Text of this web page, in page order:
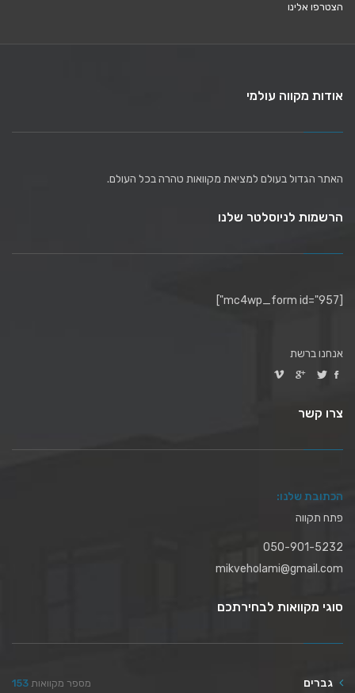
הצטרפו אלינו
אודות מקווה עולמי
האתר הגדול בעולם למציאת מקוואות טהרה בכל העולם.
הרשמות לניוסלטר שלנו
[mc4wp_form id="957"]
אנחנו ברשת
צרו קשר
הכתובת שלנו:
פתח תקווה
050-901-5232
mikveholami@gmail.com
סוגי מקוואות לבחירתכם
גברים 153 מספר מקוואות